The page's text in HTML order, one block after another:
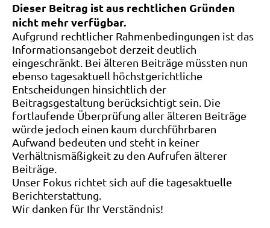
Dieser Beitrag ist aus rechtlichen Gründen
nicht mehr verfügbar.
Aufgrund rechtlicher Rahmenbedingungen ist das
Informationsangebot derzeit deutlich
eingeschränkt. Bei älteren Beiträge müssten nun
ebenso tagesaktuell höchstgerichtliche
Entscheidungen hinsichtlich der
Beitragsgestaltung berücksichtigt sein. Die
fortlaufende Überprüfung aller älteren Beiträge
würde jedoch einen kaum durchführbaren
Aufwand bedeuten und steht in keiner
Verhältnismäßigkeit zu den Aufrufen älterer
Beiträge.
Unser Fokus richtet sich auf die tagesaktuelle
Berichterstattung.
Wir danken für Ihr Verständnis!